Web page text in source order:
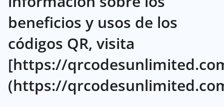
beneficios y usos de los
códigos QR, visita
[https://
(https://